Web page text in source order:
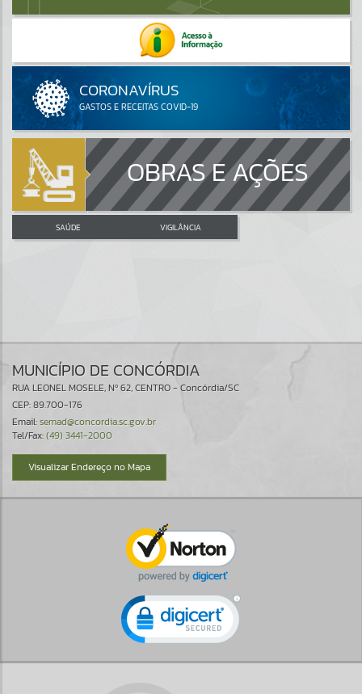
OBRAS E AÇÕES
SAÚDE VIGILÂNCIA
MUNICÍPIO DE CONCÓRDIA
RUA LEONEL MOSELE, Nº 62, CENTRO - Concórdia/SC
CEP: 89.700-176
Email:semad@concordia.sc.gov.br
Tel/Fax:(49) 3441-2000
Visualizar Endereço no Mapa